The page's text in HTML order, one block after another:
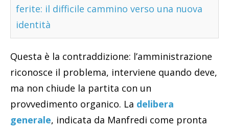
ferite: il difficile cammino verso una nuova
identità
Questa è la contraddizione: l’amministrazione
riconosce il problema, interviene quando deve,
ma non chiude la partita con un
provvedimento organico. La delibera
generale, indicata da Manfredi come pronta